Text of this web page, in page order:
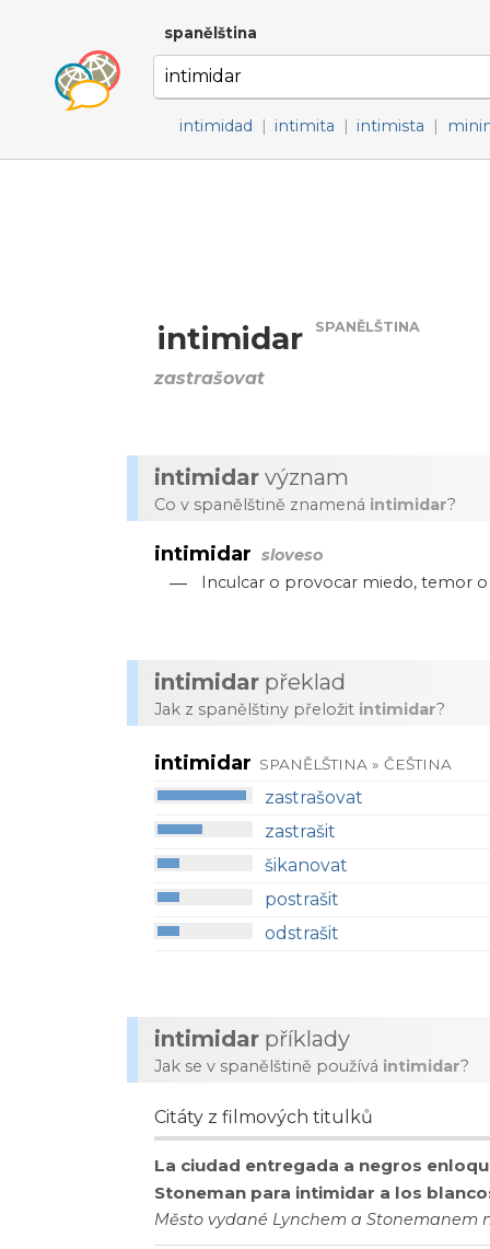
spanělština
intimidad | intimita | intimista |
intimidar SPANĚLŠTINA
zastrašovat
intimidar význam
Co v spanělštině znamená intimidar?
intimidar sloveso
— Inculcar o provocar miedo, temor
intimidar překlad
Jak z spanělštiny přeložit intimidar?
intimidar SPANĚLŠTINA » ČEŠTINA
zastrašovat
zastrašit
šikanovat
postrašit
odstrašit
intimidar příklady
Jak se v spanělštině používá intimidar?
Citáty z filmových titulků
La ciudad entregada a negros
Stoneman para intimidar a los
Město vydané Lynchem a Stonemanem